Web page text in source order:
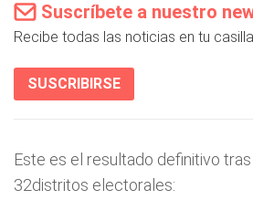
Suscríbete a nuestro
Recibe todas las noticias en tu
SUSCRIBIRSE
Este es el resultado definitivo
32distritos electorales: